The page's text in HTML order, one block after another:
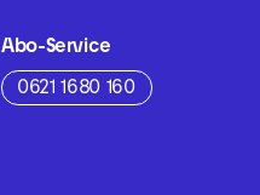
Abo-Service
0621 1680 160